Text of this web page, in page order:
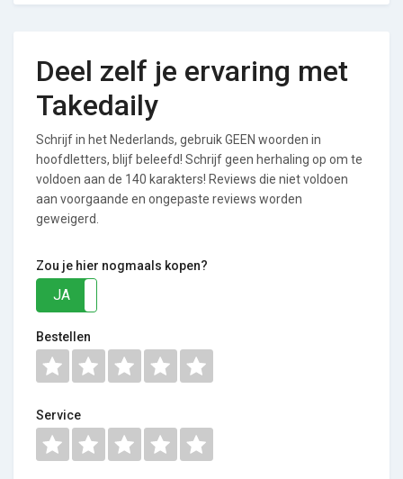
Deel zelf je ervaring met
Takedaily
Schrijf in het Nederlands, gebruik GEEN woorden in
hoofdletters, blijf beleefd! Schrijf geen herhaling op om te
voldoen aan de 140 karakters! Reviews die niet voldoen
aan voorgaande en ongepaste reviews worden
geweigerd.
Zou je hier nogmaals kopen?
JA
Bestellen
Service